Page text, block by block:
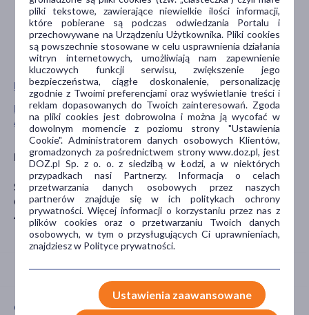
Pokaż wszystkie produkty ALLNUTRITION
Pokaż wszystkie produkty linii Fitking Delicious marki
ALLNUTRITION
Producent
SFD S.A
Głogowska 41
45-315 Opole
CECHY PRODUKTU
pliki tekstowe, zawierające niewielkie ilości informacji,
które pobierane są podczas odwiedzania Portalu i
przechowywane na Urządzeniu Użytkownika. Pliki cookies
są powszechnie stosowane w celu usprawnienia działania
witryn internetowych, umożliwiają nam zapewnienie
kluczowych funkcji serwisu, zwiększenie jego
bezpieczeństwa, ciągłe doskonalenie, personalizację
zgodnie z Twoimi preferencjami oraz wyświetlanie treści i
reklam dopasowanych do Twoich zainteresowań. Zgoda
na pliki cookies jest dobrowolna i można ją wycofać w
dowolnym momencie z poziomu strony "Ustawienia
Cookie". Administratorem danych osobowych Klientów,
gromadzonych za pośrednictwem strony www.doz.pl, jest
DOZ.pl Sp. z o. o. z siedzibą w Łodzi, a w niektórych
przypadkach nasi Partnerzy. Informacja o celach
przetwarzania danych osobowych przez naszych
partnerów znajduje się w ich politykach ochrony
prywatności. Więcej informacji o korzystaniu przez nas z
plików cookies oraz o przetwarzaniu Twoich danych
osobowych, w tym o przysługujących Ci uprawnieniach,
znajdziesz w Polityce prywatności.
Ustawienia zaawansowane